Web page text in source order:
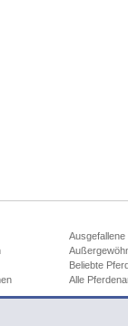
Beliebte
Alle